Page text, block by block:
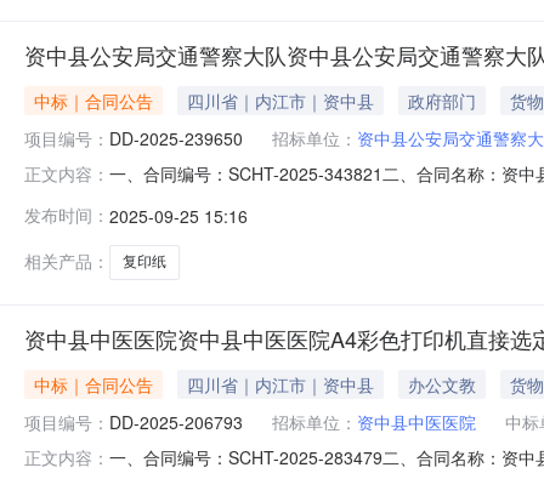
资中县公安局交通警察大队资中县公安局交通警察大
中标｜合同公告 四川省｜内江市｜资中县 政府部门
货物
项目编号： DD-2025-239650 招标单位： 资中县公安局交通警察
正文内容： 一、合同编号：SCHT-2025-343821二、合同名称：资
经营部地址：四川省内江市资中县水南镇成渝上街23号
发布时间： 2025-09-25 15:16
相关产品：
复印纸
资中县中医医院资中县中医医院A4彩色打印机直接
中标｜合同公告 四川省｜内江市｜资中县 办公文教
货物
项目编号： DD-2025-206793 招标单位： 资中县中医医院
中标
正文内容： 一、合同编号：SCHT-2025-283479二、合同名称：资